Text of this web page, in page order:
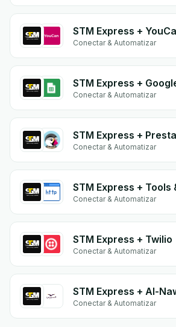
STM Express +
Conectar & Automatizar
STM Express +
Conectar & Automatizar
STM Express +
Conectar & Automatizar
STM Express + Tools
Conectar & Automatizar
STM Express + Twilio
Conectar & Automatizar
Conectar & Automatizar